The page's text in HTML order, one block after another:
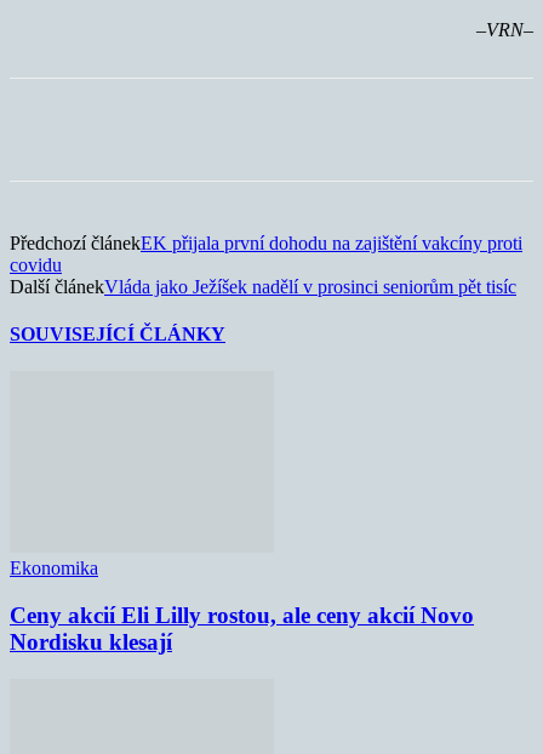
–VRN–
Předchozí článekEK přijala první dohodu na zajištění vakcíny proti
covidu
Další článekVláda jako Ježíšek nadělí v prosinci seniorům pět tisíc
SOUVISEJÍCÍ ČLÁNKY
Ekonomika
Ceny akcií Eli Lilly rostou, ale ceny akcií Novo
Nordisku klesají